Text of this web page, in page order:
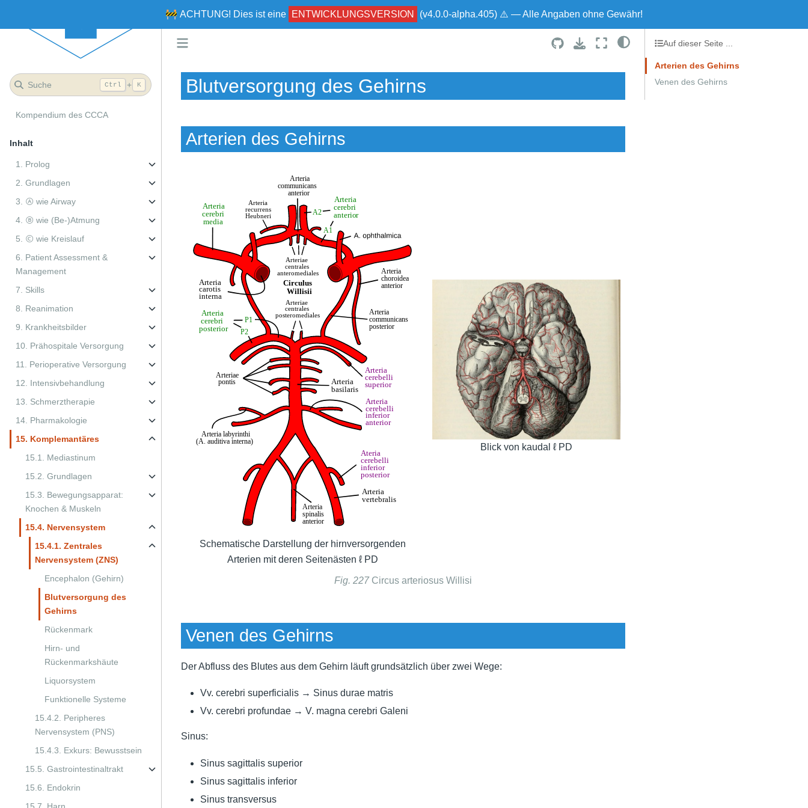
🚧 ACHTUNG! Dies ist eine ENTWICKLUNGSVERSION (v4.0.0-alpha.405) ⚠ — Alle Angaben ohne Gewähr!
Suche Ctrl + K
Kompendium des CCCA
Inhalt
1. Prolog
2. Grundlagen
3. Ⓐ wie Airway
4. Ⓑ wie (Be-)Atmung
5. Ⓒ wie Kreislauf
6. Patient Assessment &
Management
7. Skills
8. Reanimation
9. Krankheitsbilder
10. Prähospitale Versorgung
11. Perioperative Versorgung
12. Intensivbehandlung
13. Schmerztherapie
14. Pharmakologie
15. Komplemantäres
15.1. Mediastinum
15.2. Grundlagen
15.3. Bewegungsapparat:
Knochen & Muskeln
15.4. Nervensystem
15.4.1. Zentrales
Nervensystem (ZNS)
Encephalon (Gehirn)
Blutversorgung des
Gehirns
Rückenmark
Hirn- und
Rückenmarkshäute
Liquorsystem
Funktionelle Systeme
15.4.2. Peripheres
Nervensystem (PNS)
15.4.3. Exkurs: Bewusstsein
15.5. Gastrointestinaltrakt
15.6. Endokrin
Blutversorgung des Gehirns
Arterien des Gehirns
Schematische Darstellung der hirnversorgenden
Arterien mit deren Seitenästen ℓ PD
Blick von kaudal ℓ PD
Fig. 227 Circus arteriosus Willisi
Venen des Gehirns
Der Abfluss des Blutes aus dem Gehirn läuft grundsätzlich über zwei Wege:
Vv. cerebri superficialis → Sinus durae matris
Vv. cerebri profundae → V. magna cerebri Galeni
Sinus:
Sinus sagittalis superior
Sinus sagittalis inferior
Sinus transversus
Auf dieser Seite ...
Arterien des Gehirns
Venen des Gehirns